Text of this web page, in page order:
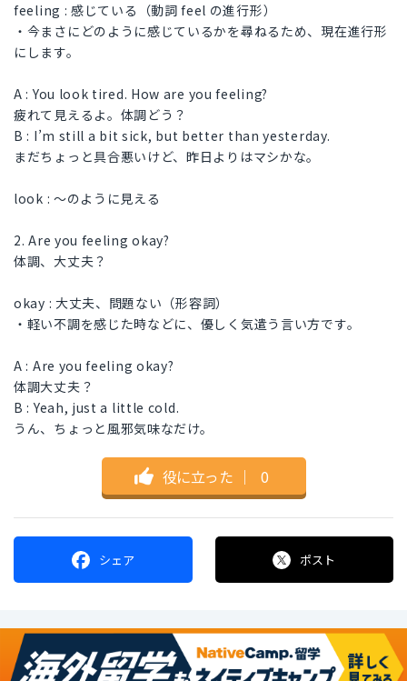
feeling : 感じている（動詞 feel の進行形）
・今まさにどのように感じているかを尋ねるため、現在進行形
にします。
A : You look tired. How are you feeling?
疲れて見えるよ。体調どう？
B : I’m still a bit sick, but better than yesterday.
まだちょっと具合悪いけど、昨日よりはマシかな。
look : 〜のように見える
2. Are you feeling okay?
体調、大丈夫？
okay : 大丈夫、問題ない（形容詞）
・軽い不調を感じた時などに、優しく気遣う言い方です。
A : Are you feeling okay?
体調大丈夫？
B : Yeah, just a little cold.
うん、ちょっと風邪気味なだけ。
役に立った ｜ 0
シェア ポスト